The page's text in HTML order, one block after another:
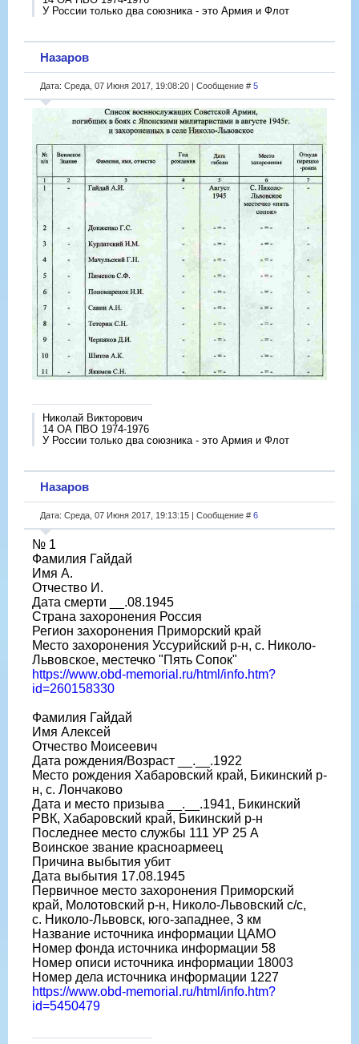
У России только два союзника - это Армия и Флот
Назаров
Дата: Среда, 07 Июня 2017, 19:08:20 | Сообщение # 5
Николай Викторович
14 ОА ПВО 1974-1976
У России только два союзника - это Армия и Флот
Назаров
Дата: Среда, 07 Июня 2017, 19:13:15 | Сообщение # 6
№ 1
Фамилия Гайдай
Имя А.
Отчество И.
Дата смерти __.08.1945
Страна захоронения Россия
Регион захоронения Приморский край
Место захоронения Уссурийский р-н, с. Николо-
Львовское, местечко "Пять Сопок"
https://www.obd-memorial.ru/html/info.htm?
id=260158330
Фамилия Гайдай
Имя Алексей
Отчество Моисеевич
Дата рождения/Возраст __.__.1922
Место рождения Хабаровский край, Бикинский р-
н, с. Лончаково
Дата и место призыва __.__.1941, Бикинский
РВК, Хабаровский край, Бикинский р-н
Последнее место службы 111 УР 25 А
Воинское звание красноармеец
Причина выбытия убит
Дата выбытия 17.08.1945
Первичное место захоронения Приморский
край, Молотовский р-н, Николо-Львовский с/с,
с. Николо-Львовск, юго-западнее, 3 км
Название источника информации ЦАМО
Номер фонда источника информации 58
Номер описи источника информации 18003
Номер дела источника информации 1227
https://www.obd-memorial.ru/html/info.htm?
id=5450479